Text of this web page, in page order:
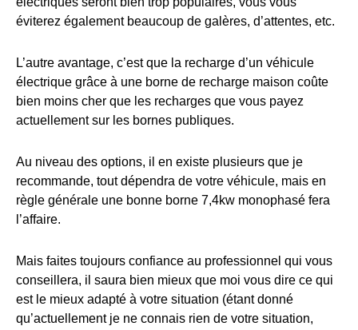
éviterez également beaucoup de galères, d’attentes, etc.
L’autre avantage, c’est que la recharge d’un véhicule
électrique grâce à une borne de recharge maison coûte
bien moins cher que les recharges que vous payez
actuellement sur les bornes publiques.
Au niveau des options, il en existe plusieurs que je
recommande, tout dépendra de votre véhicule, mais en
règle générale une bonne borne 7,4kw monophasé fera
l’affaire.
Mais faites toujours confiance au professionnel qui vous
conseillera, il saura bien mieux que moi vous dire ce qui
est le mieux adapté à votre situation (étant donné
qu’actuellement je ne connais rien de votre situation,